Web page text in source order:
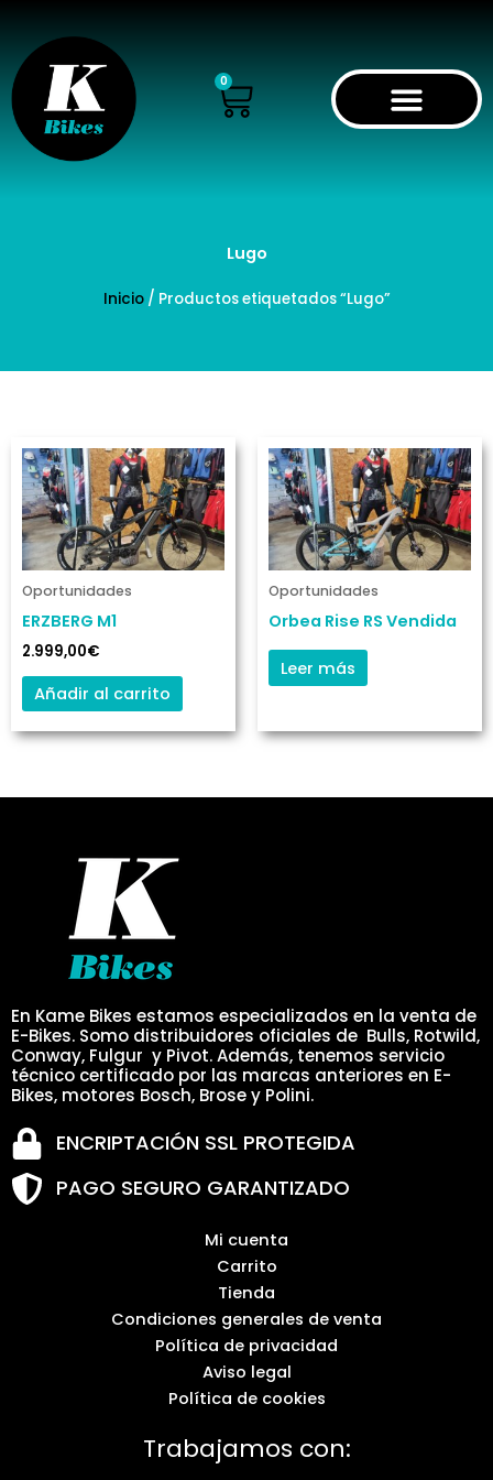
contenido
0
Cart
Lugo
Inicio/ Productos etiquetados “Lugo”
Oportunidades
ERZBERG M1
2.999,00€
Añadir al carrito
Oportunidades
Orbea Rise RS Vendida
Leer más
En Kame Bikes estamos especializados en la venta de
E-Bikes. Somo distribuidores oficiales de Bulls, Rotwild,
Conway, Fulgur y Pivot. Además, tenemos servicio
técnico certificado por las marcas anteriores en E-
Bikes, motores Bosch, Brose y Polini.
ENCRIPTACIÓN SSL PROTEGIDA
PAGO SEGURO GARANTIZADO
Mi cuenta
Carrito
Tienda
Condiciones generales de venta
Política de privacidad
Aviso legal
Política de cookies
Trabajamos con: